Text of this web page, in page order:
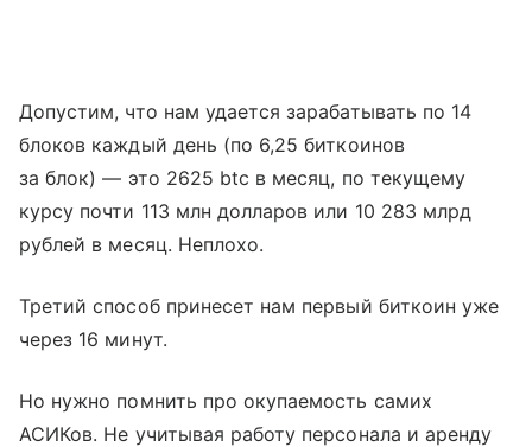
Допустим, что нам удается зарабатывать по 14
блоков каждый день (по 6,25 биткоинов
за блок) — это 2625 btc в месяц, по текущему
курсу почти 113 млн долларов или 10 283 млрд
рублей в месяц. Неплохо.
Третий способ принесет нам первый биткоин уже
через 16 минут.
Но нужно помнить про окупаемость самих
АСИКов. Не учитывая работу персонала и аренду